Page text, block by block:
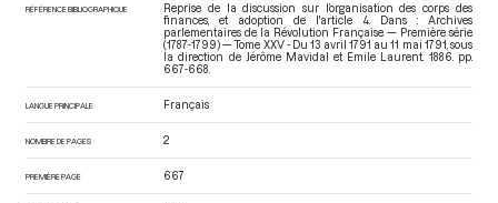
RÉFÉRENCE BIBLIOGRAPHIQUE
Reprise de la discussion sur l’organisation des corps des
finances, et adoption de l'article 4. Dans : Archives
parlementaires de la Révolution Française — Première série
(1787-1799) — Tome XXV - Du 13 avril 1791 au 11 mai 1791 , sous
la direction de Jérôme Mavidal et Emile Laurent. 1886. pp.
667-668.
LANGUE PRINCIPALE Français
NOMBRE DE PAGES 2
PREMIÈRE PAGE 667